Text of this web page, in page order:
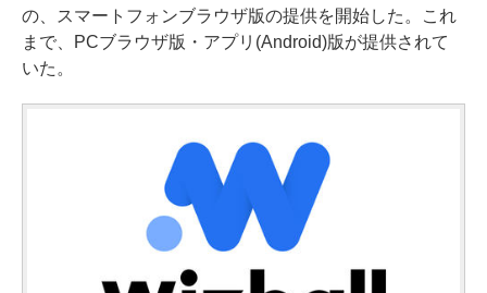
の、スマートフォンブラウザ版の提供を開始した。これ
まで、PCブラウザ版・アプリ(Android)版が提供されて
いた。